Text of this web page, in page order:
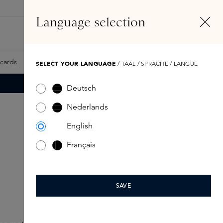
Samples Skins Exclusives Skins Boxen
Language selection
SELECT YOUR LANGUAGE / TAAL / SPRACHE / LANGUE
Deutsch
Nederlands
English
Français
SAVE